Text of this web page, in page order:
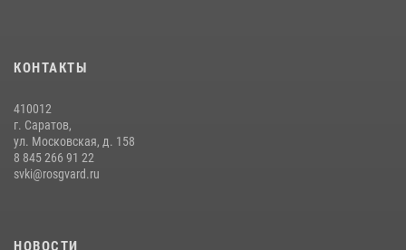
КОНТАКТЫ
410012
г. Саратов,
ул. Московская, д. 158
8 845 266 91 22
svki@rosgvard.ru
НОВОСТИ